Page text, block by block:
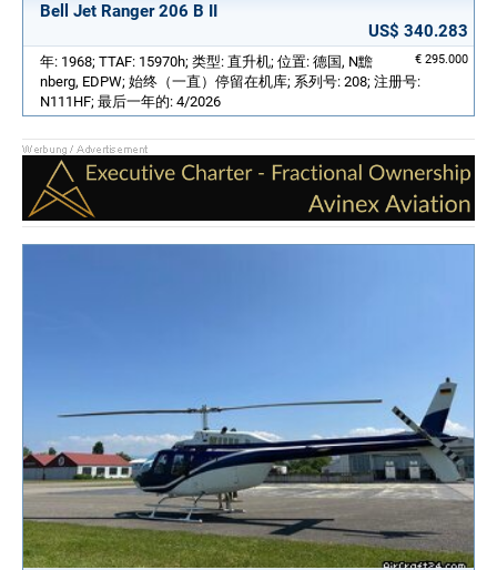
Bell Jet Ranger 206 B II
US$ 340.283
€ 295.000
年: 1968; TTAF: 15970h; 类型: 直升机; 位置: 德国, N黵
nberg, EDPW; 始终（一直）停留在机库; 系列号: 208; 注册号:
N111HF; 最后一年的: 4/2026